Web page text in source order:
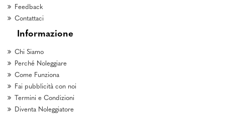
Feedback
Contattaci
Informazione
Chi Siamo
Perché Noleggiare
Come Funziona
Fai pubblicità con noi
Termini e Condizioni
Diventa Noleggiatore